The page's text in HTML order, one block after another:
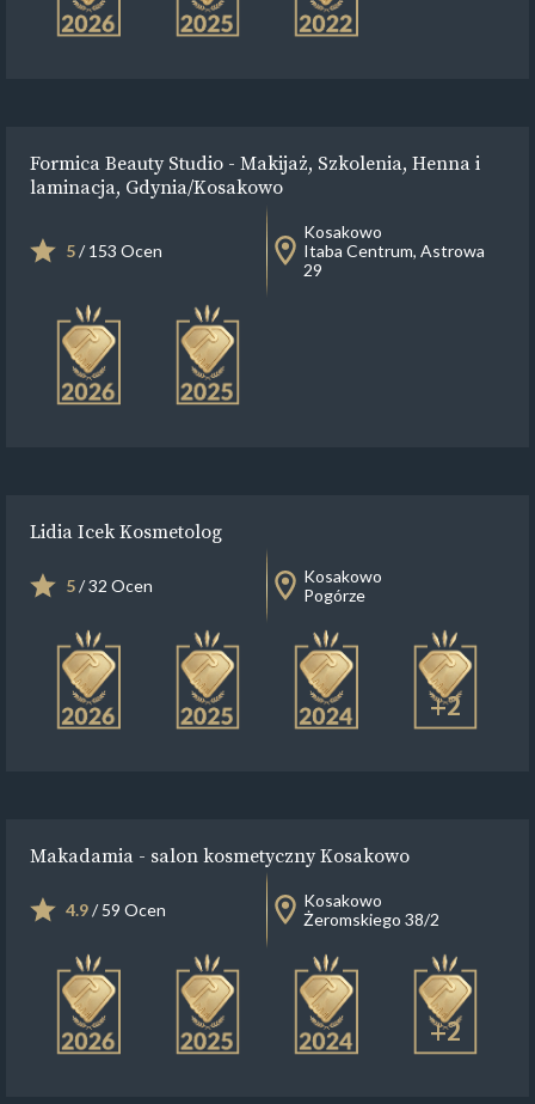
Formica Beauty Studio - Makijaż, Szkolenia, Henna i
laminacja, Gdynia/Kosakowo
5/ 153 Ocen
Kosakowo
Itaba Centrum, Astrowa
29
Lidia Icek Kosmetolog
5/ 32 Ocen
Kosakowo
Pogórze
+2
Makadamia - salon kosmetyczny Kosakowo
4.9/ 59 Ocen
Kosakowo
Żeromskiego 38/2
+2